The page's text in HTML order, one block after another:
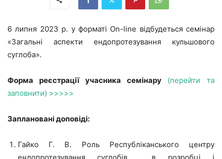
6 липня 2023 р. у форматі On-line відбудеться cемінар
«Загальні аспекти ендопротезування кульшового
суглоба».
Форма реєстрації учасника семінару (перейти та
заповнити) >>>>>
Заплановані доповіді:
Гайко Г. В. Роль Республіканського центру